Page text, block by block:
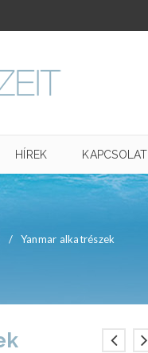
HÍREK KAPCSOLAT
/ Yanmar alkatrészek